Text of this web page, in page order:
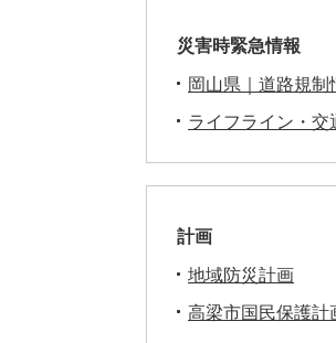
災害時緊急情報
岡山県｜道路規制
ライフライン・交
計画
地域防災計画
高梁市国民保護計